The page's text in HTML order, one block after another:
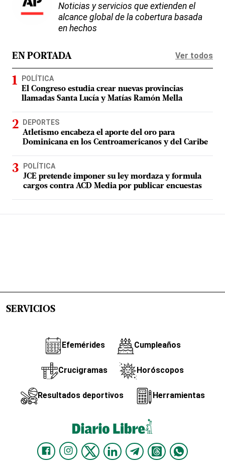
Noticias y servicios que extienden el
alcance global de la cobertura basada
en hechos
EN PORTADA Ver todos
POLÍTICA
El Congreso estudia crear nuevas provincias
llamadas Santa Lucía y Matías Ramón Mella
DEPORTES
Atletismo encabeza el aporte del oro para
Dominicana en los Centroamericanos y del Caribe
POLÍTICA
JCE pretende imponer su ley mordaza y formula
cargos contra ACD Media por publicar encuestas
SERVICIOS
Efemérides Cumpleaños
Crucigramas Horóscopos
Resultados deportivos Herramientas